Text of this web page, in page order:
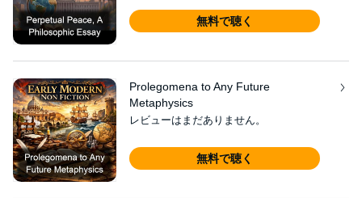
無料で聴く
Prolegomena to Any Future
Metaphysics
レビューはまだありません。
無料で聴く